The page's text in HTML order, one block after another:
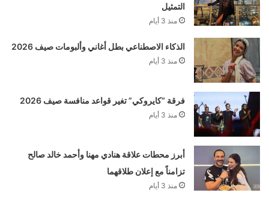
التمثيل
منذ 3 أيام
الذكاء الاصطناعي بطل أغاني وألبومات صيف 2026
منذ 3 أيام
فرقة “كايروكي” تغير قواعد منافسة صيف 2026
منذ 3 أيام
أبرز محطات علاقة هنادي مهنا وأحمد خالد صالح
تزامناً مع إعلان طلاقهما
منذ 3 أيام